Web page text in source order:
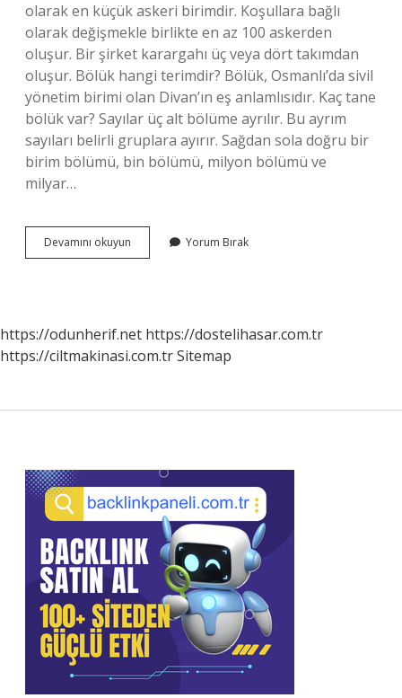
olarak en küçük askeri birimdir. Koşullara bağlı
olarak değişmekle birlikte en az 100 askerden
oluşur. Bir şirket karargahı üç veya dört takımdan
oluşur. Bölük hangi terimdir? Bölük, Osmanlı’da sivil
yönetim birimi olan Divan’ın eş anlamlısıdır. Kaç tane
bölük var? Sayılar üç alt bölüme ayrılır. Bu ayrım
sayıları belirli gruplara ayırır. Sağdan sola doğru bir
birim bölümü, bin bölümü, milyon bölümü ve
milyar…
Devamını okuyun
Ne
Yorum Bırak
https://odunherif.net https://dostelihasar.com.tr
https://ciltmakinasi.com.trSitemap
Sidebar